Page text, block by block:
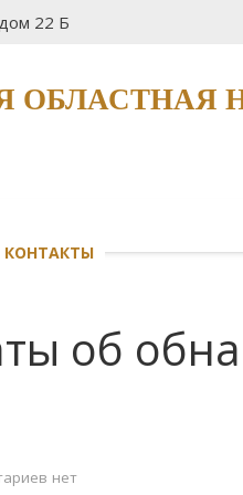
22 Б
КОНТАКТЫ
об
нет